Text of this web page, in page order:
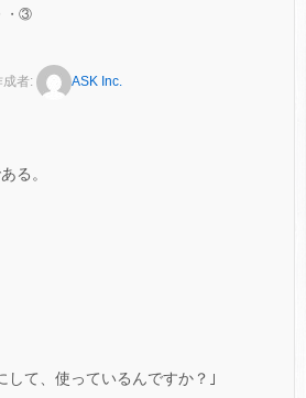
・③
成者: ASK Inc.
る。
して、使っているんですか？｣